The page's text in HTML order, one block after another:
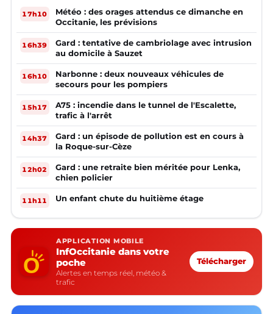
17h10
Météo : des orages attendus ce dimanche en
Occitanie, les prévisions
16h39
Gard : tentative de cambriolage avec intrusion
au domicile à Sauzet
16h10
Narbonne : deux nouveaux véhicules de
secours pour les pompiers
15h17
A75 : incendie dans le tunnel de l'Escalette,
trafic à l'arrêt
14h37
Gard : un épisode de pollution est en cours à
la Roque-sur-Cèze
12h02
Gard : une retraite bien méritée pour Lenka,
chien policier
11h11 Un enfant chute du huitième étage
APPLICATION MOBILE
InfOccitanie dans votre
poche
Alertes en temps réel, météo &
trafic
Télécharger